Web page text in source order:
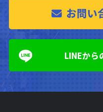
お問い
LINEから